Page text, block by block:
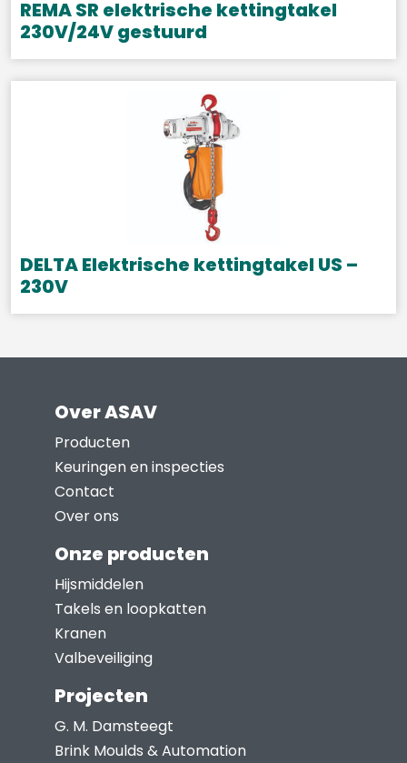
worden
de
REMA SR elektrische kettingtakel
230V/24V gestuurd
Dit
product
gekozen
worden
productpagina
DELTA Elektrische kettingtakel US –
230V
Dit
variaties.
optie
gekozen
productpagina
Over ASAV
Producten
Keuringen en inspecties
Contact
Over ons
Onze producten
Hijsmiddelen
Takels en loopkatten
Kranen
Valbeveiliging
Projecten
G. M. Damsteegt
Brink Moulds & Automation